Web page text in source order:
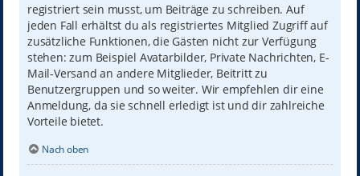
registriert sein musst, um Beiträge zu schreiben. Auf
jeden Fall erhältst du als registriertes Mitglied Zugriff auf
zusätzliche Funktionen, die Gästen nicht zur Verfügung
stehen: zum Beispiel Avatarbilder, Private Nachrichten, E-
Mail-Versand an andere Mitglieder, Beitritt zu
Benutzergruppen und so weiter. Wir empfehlen dir eine
Anmeldung, da sie schnell erledigt ist und dir zahlreiche
Vorteile bietet.
Nach oben